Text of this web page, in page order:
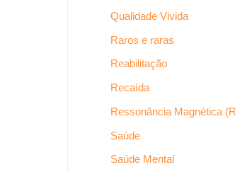
Qualidade Vivida
Raros e raras
Reabilitação
Recaída
Ressonância Magnética
Saúde
Saúde Mental